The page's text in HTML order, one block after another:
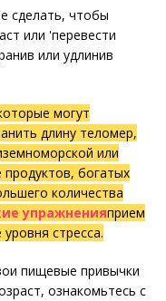
сделать, чтобы
или 'перевести
или удлинив
могут
длину теломер,
или
богатых
количества
упражненияприем
стресса.
пищевые привычки
ознакомьтесь с